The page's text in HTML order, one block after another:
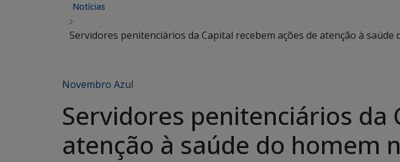
Notícias
Servidores penitenciários da Capital recebem ações de atenção à
Novembro Azul
Servidores penitenciários da
atenção à saúde do homem